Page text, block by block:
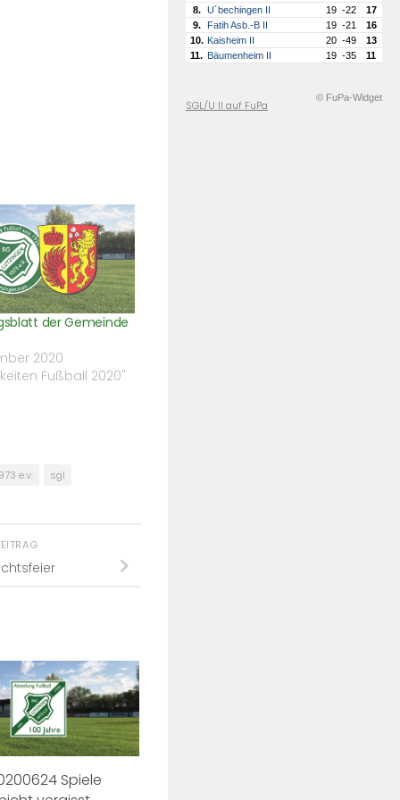
der Gemeinde
2020
Fußball 2020"
e.v. sgl
Spiele
8.
U´bechingen II 19 -22
17
9.
Fatih Asb.-B II 19 -21
16
10. Kaisheim II 20 -49
13
11. Bäumenheim II 19 -35 11
© FuPa-Widget
SGL/U II auf FuPa